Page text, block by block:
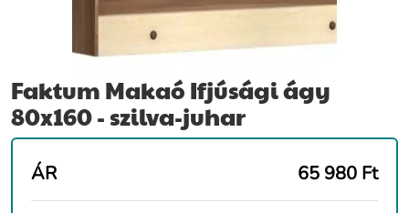
Faktum Makaó Ifjúsági ágy
80x160 - szilva-juhar
ÁR 65 980 Ft